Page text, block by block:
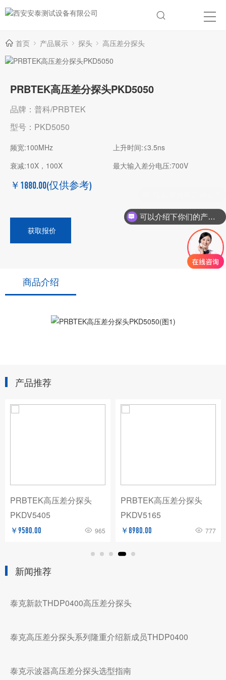
首页 产品展示 探头 高压差分探头
PRBTEK高压差分探头PKD5050
品牌：普科/PRBTEK
型号：PKD5050
频宽:100MHz
上升时间:≤3.5ns
衰减:10X，100X
最大输入差分电压:700V
￥1880.00(仅供参考)
获取报价
商品介绍
产品推荐
PRBTEK高压差分探头
PKDV5405
￥9580.00 965
PRBTEK高压差分探头
PKDV5165
￥8980.00 777
新闻推荐
泰克新款THDP0400高压差分探头
泰克高压差分探头系列隆重介绍新成员THDP0400
泰克示波器高压差分探头选型指南
可以介绍下你们的产品么？